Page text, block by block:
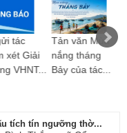
tác
xét Giải
VHNT...
Tản văn Mùa
nắng tháng
Bảy của tác...
tích tín ngưỡng thờ...